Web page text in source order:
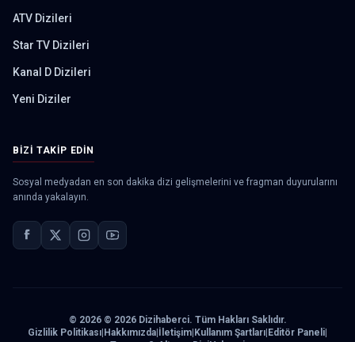
ATV Dizileri
Star TV Dizileri
Kanal D Dizileri
Yeni Diziler
BIZI TAKIP EDIN
Sosyal medyadan en son dakika dizi gelişmelerini ve fragman duyurularını
anında yakalayın.
© 2026 © 2026 Dizihaberci. Tüm Hakları Saklıdır.
Gizlilik Politikası Hakkımızda İletişim Kullanım Şartları Editör Paneli